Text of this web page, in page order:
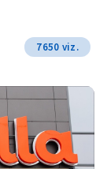
7650 viz.